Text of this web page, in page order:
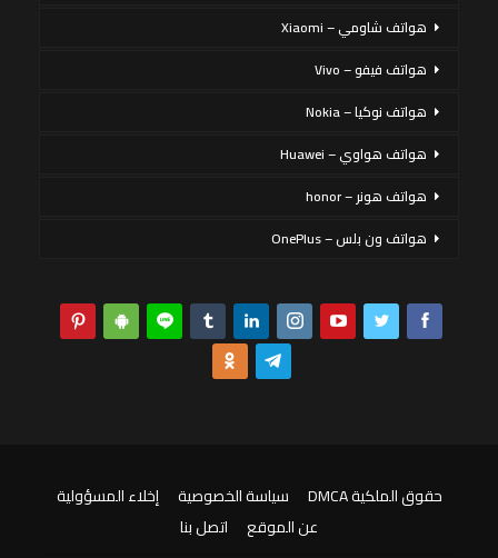
هواتف شاومي – Xiaomi
هواتف فيفو – Vivo
هواتف نوكيا – Nokia
هواتف هواوي – Huawei
هواتف هونر – honor
هواتف ون بلس – OnePlus
حقوق الملكية DMCA سياسة الخصوصية
إخلاء المسؤولية
عن الموقع
اتصل بنا